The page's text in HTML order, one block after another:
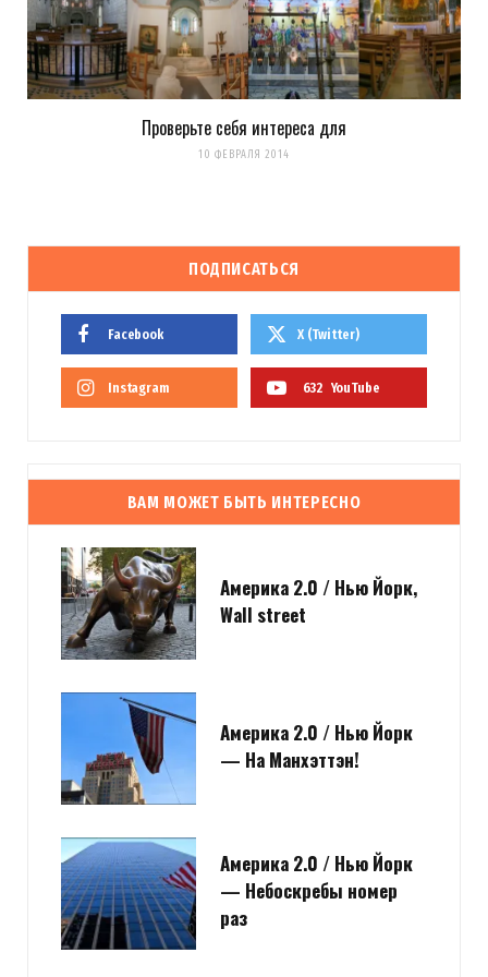
Проверьте себя интереса для
10 ФЕВРАЛЯ 2014
ПОДПИСАТЬСЯ
Facebook X (Twitter)
Instagram 632 YouTube
ВАМ МОЖЕТ БЫТЬ ИНТЕРЕСНО
Америка 2.0 / Нью Йорк,
Wall street
Америка 2.0 / Нью Йорк
— На Манхэттэн!
Америка 2.0 / Нью Йорк
— Небоскребы номер
раз